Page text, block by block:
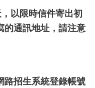
以限時信件寄出初
的通訊地址，請注意
路招生系統登錄帳號